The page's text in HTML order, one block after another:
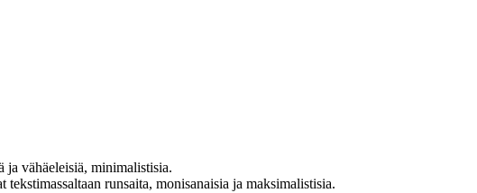
ja vähäeleisiä, minimalistisia.
runsaita, monisanaisia ja maksimalistisia.